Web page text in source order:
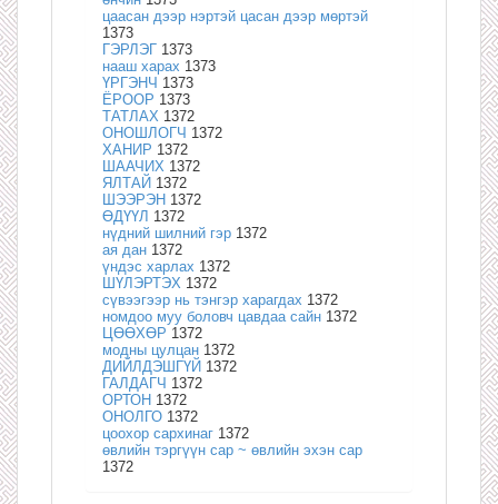
цаасан дээр нэртэй цасан дээр мөртэй
1373
ГЭРЛЭГ 1373
нааш харах 1373
ҮРГЭНЧ 1373
ЁРООР 1373
ТАТЛАХ 1372
ОНОШЛОГЧ 1372
ХАНИР 1372
ШААЧИХ 1372
ЯЛТАЙ 1372
ШЭЭРЭН 1372
ӨДҮҮЛ 1372
нүдний шилний гэр 1372
ая дан 1372
үндэс харлах 1372
ШҮЛЭРТЭХ 1372
сүвээгээр нь тэнгэр харагдах 1372
номдоо муу боловч цавдаа сайн 1372
ЦӨӨХӨР 1372
модны цулцан 1372
ДИЙЛДЭШГҮЙ 1372
ГАЛДАГЧ 1372
ОРТОН 1372
ОНОЛГО 1372
цоохор сархинаг 1372
өвлийн тэргүүн сар ~ өвлийн эхэн сар
1372